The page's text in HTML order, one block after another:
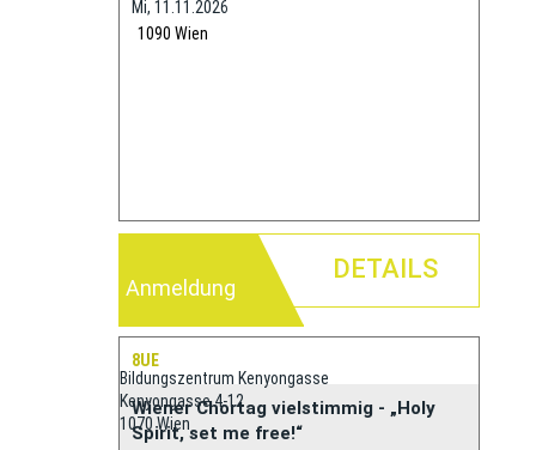
Mi, 11.11.2026
1090 Wien
Anmeldung
DETAILS
8UE
Wiener Chortag vielstimmig - „Holy
Spirit, set me free!“
Bildungszentrum Kenyongasse
Kenyongasse 4-12
1070 Wien